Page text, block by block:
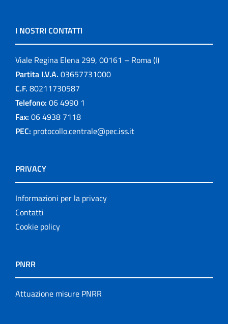
I NOSTRI CONTATTI
Viale Regina Elena 299, 00161 – Roma (I)
Partita I.V.A. 03657731000
C.F. 80211730587
Telefono: 06 4990 1
Fax: 06 4938 7118
PEC: protocollo.centrale@pec.iss.it
PRIVACY
Informazioni per la privacy
Contatti
Cookie policy
PNRR
Attuazione misure PNRR